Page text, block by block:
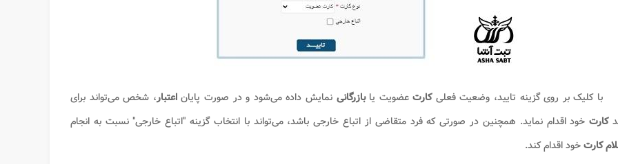
با کلیک بر روی گزینه تایید، وضعیت فعلیکارتعضویت یابازرگانی نمایش داده می‌شود و در صورت پایاناعتبار، شخص می‌تواند برای
کارتخود اقدام نماید. همچنین در صورتی که فرد متقاضی از اتباع خارجی باشد، می‌تواند با انتخاب گزینه "اتباع خارجی" نسبت به انجام
کارتخود اقدام کند.